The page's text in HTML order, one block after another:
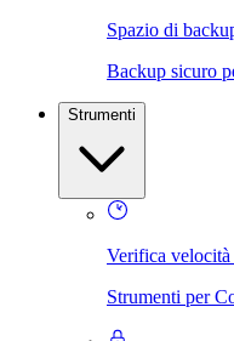
Spazio di
Backup sicuro
Strumenti
Verifica velocità
Strumenti per